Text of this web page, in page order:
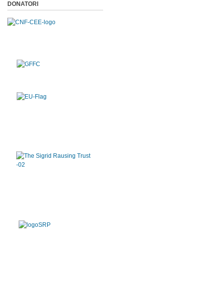
DONATORI